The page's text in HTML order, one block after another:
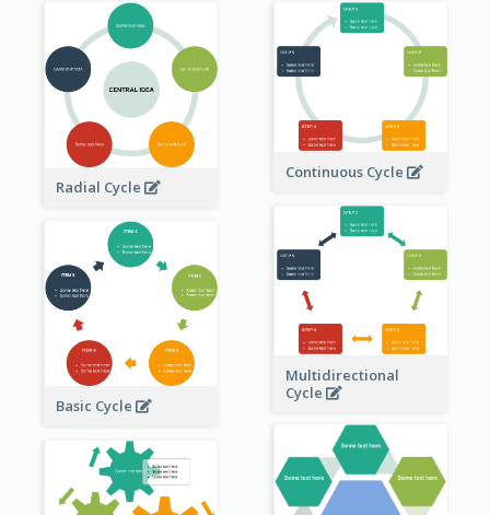
Radial Cycle
Continuous Cycle
Multidirectional
Cycle
Basic Cycle